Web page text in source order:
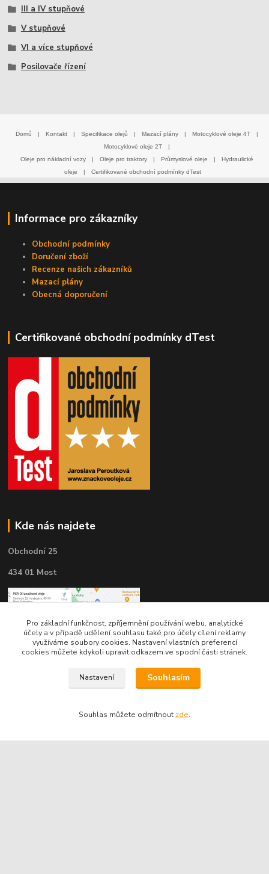
III a IV stupňové
V stupňové
VI a více stupňové
Posilovače řízení
Domů | Kontakt | Specifikace olejů | Mazací plány | Motocyklové oleje 4T
|
Motocyklové oleje 2T
|
Oleje pro nákladní vozy
| Oleje pro traktory | Průmyslové oleje |
Hydraulické
oleje
| Certifikované obchodní podmínky dTest
Informace pro zákazníky
Obchodní podmínky
Doručení zboží
Recenze našich zákazníků
Mazací plány
Obecná doporučení
Certifikované obchodní podmínky dTest
Kde nás najdete
Obchodní 25
434 01 Most
Pro základní funkčnost, zpříjemnění používání webu, analytické
účely a v případě udělení souhlasu také pro účely cílení reklamy
využíváme soubory cookies. Nastavení vlastních preferencí
cookies můžete kdykoli upravit odkazem ve spodní části stránek.
Nastavení Souhlasím
Souhlas můžete odmítnout zde.